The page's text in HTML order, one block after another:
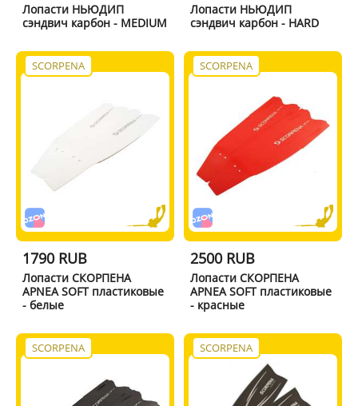
Лопасти НЬЮДИП
сэндвич карбон - MEDIUM
Лопасти НЬЮДИП
сэндвич карбон - HARD
SCORPENA
1790 RUB
Лопасти СКОРПЕНА
APNEA SOFT пластиковые
- белые
SCORPENA
2500 RUB
Лопасти СКОРПЕНА
APNEA SOFT пластиковые
- красные
SCORPENA SCORPENA